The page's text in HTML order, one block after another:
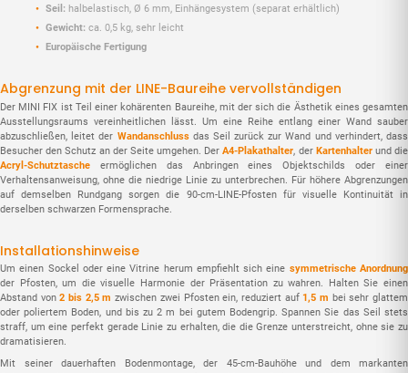
Seil: halbela­stisch, Ø 6 mm, Einhängesystem (separat erhältlich)
Gewicht: ca. 0,5 kg, sehr leicht
Europäische Fertigung
Abgrenzung mit der LINE-Baureihe vervollständigen
Der MINI FIX ist Teil einer kohärenten Baureihe, mit der sich die Ästhetik eines gesamten
Ausstellungsraums vereinheitlichen lässt. Um eine Reihe entlang einer Wand sauber
abzuschließen, leitet der Wandanschlussdas Seil zurück zur Wand und verhindert, dass
Besucher den Schutz an der Seite umgehen. DerA4-Plakathalter, der Kartenhalterund die
Acryl-Schutztasche ermöglichen das Anbringen eines Objekt­schilds oder einer
Verhaltensanweisung, ohne die niedrige Linie zu unterbrechen. Für höhere Abgrenzungen
auf demselben Rundgang sorgen die 90-cm-LINE-Pfosten für visuelle Kontinuität in
derselben schwarzen Formensprache.
Installationshinweise
Um einen Sockel oder eine Vitrine herum empfiehlt sich eine symmetrische Anordnung
der Pfosten, um die visuelle Harmonie der Präsentation zu wahren. Halten Sie einen
Abstand von2 bis 2,5 m zwischen zwei Pfosten ein, reduziert auf1,5 m bei sehr glattem
oder poliertem Boden, und bis zu 2 m bei gutem Bodengrip. Spannen Sie das Seil stets
straff, um eine perfekt gerade Linie zu erhalten, die die Grenze unterstreicht, ohne sie zu
dramatisieren.
Mit seiner dauerhaften Bodenmontage, der 45-cm-Bauhöhe und dem markanten